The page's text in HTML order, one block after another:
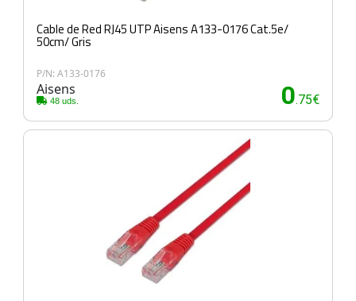
Cable de Red RJ45 UTP Aisens A133-0176 Cat.5e/
50cm/ Gris
P/N: A133-0176
Aisens
48 uds. 0.75€